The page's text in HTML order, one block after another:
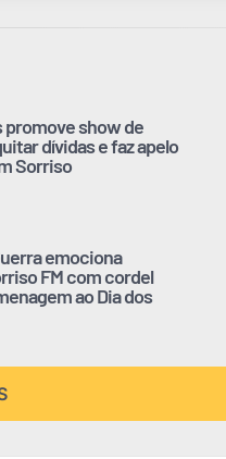
promove show de
dívidas e faz apelo
Sorriso
emociona
FM com cordel
ao Dia dos